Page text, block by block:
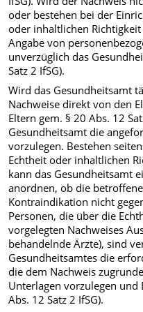
oder bestehen bei der
oder inhaltlichen
Angabe von
unverzüglich das
Satz 2 IfSG).
Wird das Gesundheitsamt
Nachweise direkt von den
Eltern gem. § 20 Abs. 12
Gesundheitsamt die
vorzulegen. Bestehen
Echtheit oder inhaltlichen
kann das Gesundheitsamt
anordnen, ob die
Kontraindikation nicht
Personen, die über die
vorgelegten Nachweises
behandelnde Ärzte), sind
Gesundheitsamtes die
die dem Nachweis
Unterlagen vorzulegen und
Abs. 12 Satz 2 IfSG).